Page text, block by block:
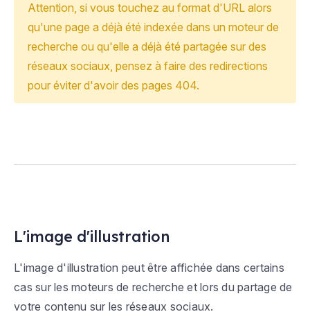
Attention, si vous touchez au format d'URL alors
qu'une page a déjà été indexée dans un moteur de
recherche ou qu'elle a déjà été partagée sur des
réseaux sociaux, pensez à faire des redirections
pour éviter d'avoir des pages 404.
L'image d'illustration
L'image d'illustration peut être affichée dans certains
cas sur les moteurs de recherche et lors du partage de
votre contenu sur les réseaux sociaux.